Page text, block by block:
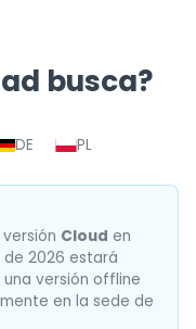
busca?
de navegación con
DE PL
Cloud en
2026 estará
una versión offline
en la sede de